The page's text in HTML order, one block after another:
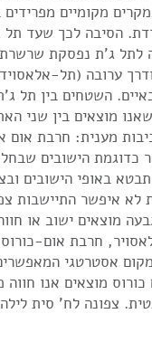
מקומיים
הסיבה לכך שעד תל
לתל ג'ת נפסקת
ערובה (תל-
השטחים בין תל
מוצאים בין שני
מענית: חרבת
כדוגמת הישובים
באופי הישובים
לא איפשר התיישבות
מוצאים ישוב או
חרבת אום-
במקום אסטרטגי
מוצאים אנו
צפונה לח' סית